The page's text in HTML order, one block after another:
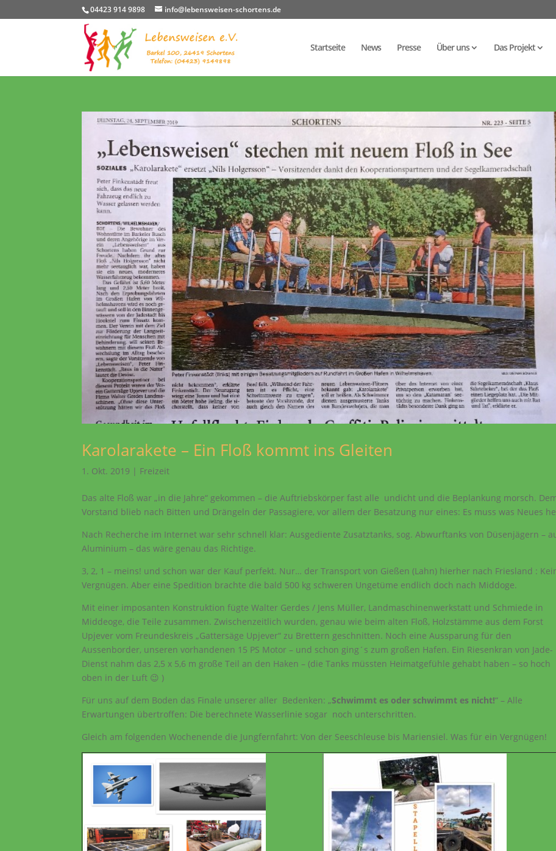
04423 914 9898 info@lebensweisen-schortens.de
Startseite News Presse Über uns Das Projekt
Karolarakete – Ein Floß kommt ins Gleiten
1. Okt. 2019 | Freizeit
Das alte Floß war „in die Jahre“ gekommen – die Auftriebskörper fast alle undicht und die Beplankung morsch.
Vorstand blieb nach Bitten und Drängeln der Passagiere, vor allem der Besatzung nur eines: Es muss was Neues
Nach Recherche im Internet war sehr schnell klar: Ausgediente Zusatztanks, sog. Abwurftanks von Düsenjägern –
Aluminium – das wäre genau das Richtige.
3, 2, 1 – meins! und schon war der Kauf perfekt. Nur… der Transport von Gießen (Lahn) hierher nach Friesland :
Vergnügen. Aber eine Spedition brachte die bald 500 kg schweren Ungetüme endlich doch nach Middoge.
Mit einer imposanten Konstruktion fügte Walter Gerdes / Jens Müller, Landmaschinenwerkstatt und Schmiede in
Middeoge, die Teile zusammen. Zwischenzeitlich wurden, genau wie beim alten Floß, Holzstämme aus dem Forst
Upjever vom Freundeskreis „Gattersäge Upjever“ zu Brettern geschnitten. Noch eine Aussparung für den
Aussenborder, unseren vorhandenen 15 PS Motor – und schon ging´s zum großen Hafen. Ein Riesenkran von Jade-
Dienst nahm das 2,5 x 5,6 m große Teil an den Haken – (die Tanks müssten Heimatgefühle gehabt haben – so hoch
oben in der Luft 😉 )
Für uns auf dem Boden das Finale unserer aller Bedenken: „Schwimmt es oder schwimmt es nicht!“ – Alle
Erwartungen übertroffen: Die berechnete Wasserlinie sogar noch unterschritten.
Gleich am folgenden Wochenende die Jungfernfahrt: Von der Seeschleuse bis Mariensiel. Was für ein Vergnügen!